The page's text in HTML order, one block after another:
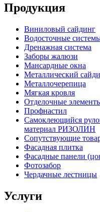
Продукция
Виниловый сайдинг
Водосточные
Дренажная система
Заборы жалюзи
Мансардные окна
Металлический
Металлочерепица
Мягкая кровля
Отделочные
Профнастил
Самоклеющийся
материал РИЗОЛИН
Сопутствующие
Фасадная плитка
Фасадные панели
Фотозабор
Чердачные лестницы
Услуги